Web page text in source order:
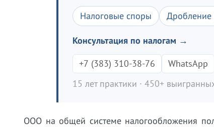
Налоговые споры Дробление
Консультация по налогам →
+7 (383) 310-38-76
WhatsApp
15 лет практики · 450+
ООО на общей системе налогообложения